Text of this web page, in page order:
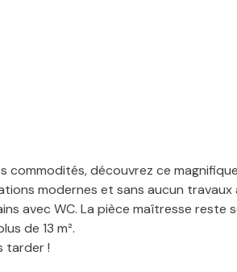
découvrez ce
modernes et sans aucun travaux
avec WC. La pièce maîtresse reste
de 13 m².
tarder !